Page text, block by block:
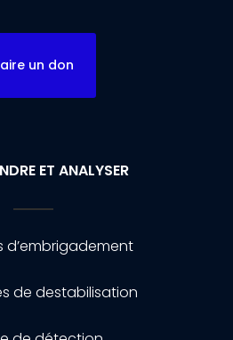
un don
ET ANALYSER
d’embrigadement
de destabilisation